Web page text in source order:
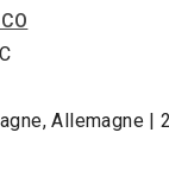
Allemagne |